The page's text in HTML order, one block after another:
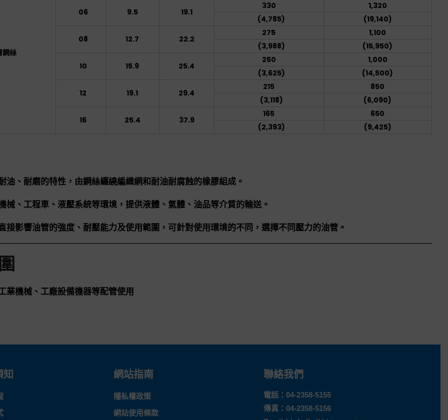
鋼絲
06
9.5 19.1
330
1,320
(4,785)
(19,140)
08
12.7 22.2
275
1,100
(3,988)
(15,950)
10
15.9 25.4
250
1,000
(3,625)
(14,500)
12
19.1 29.4
215
850
(3,118)
(6,090)
16
25.4 37.9
165
650
(2,393)
(9,425)
油、耐磨的特性， 由鋼絲纏繞編織網和耐油耐腐蝕的橡膠組成。
械、工程車、液壓系統等環境，提供液體、氣體、油品等介質的輸送。
接影響油管的強度、耐壓能力及使用範圍，可針對使用環境的不同，選擇不同壓力的油管。
業機械、工廠設備機器等配管使用
網站指南
隱私權政策
網站使用條款
聯絡我們
電話： 04-2358-5155
傳真：04-2358-5156